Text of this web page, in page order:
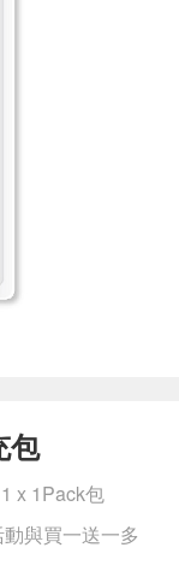
包
x 1Pack包
與買一送一多